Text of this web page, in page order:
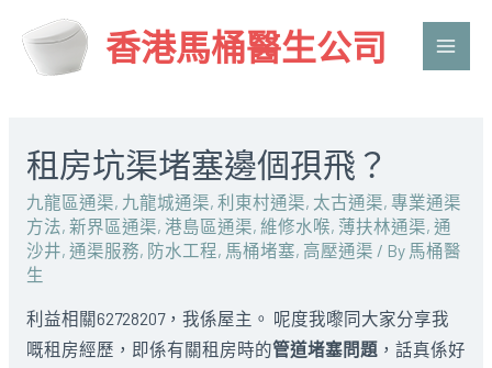
香港馬桶醫生公司
Main
租房坑渠堵塞邊個孭飛？
九龍區通渠, 九龍城通渠, 利東村通渠, 太古通渠, 專業通渠
方法, 新界區通渠, 港島區通渠, 維修水喉, 薄扶林通渠, 通
沙井, 通渠服務, 防水工程, 馬桶堵塞, 高壓通渠 / By 馬桶醫
生
利益相關62728207，我係屋主。 呢度我嚟同大家分享我
嘅租房經歷，即係有關租房時的管道堵塞問題，話真係好